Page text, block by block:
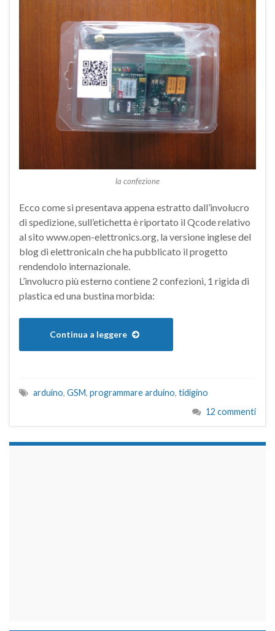
la confezione
Ecco come si presentava appena estratto dall’involucro
di spedizione, sull’etichetta è riportato il Qcode relativo
al sito www.open-elettronics.org, la versione inglese del
blog di elettronicaIn che ha pubblicato il progetto
rendendolo internazionale.
L’involucro più esterno contiene 2 confezioni, 1 rigida di
plastica ed una bustina morbida:
Continua a leggere
arduino, GSM, programmare arduino, tidigino
12 commenti